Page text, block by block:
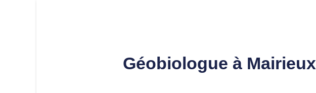
Géobiologue à Mairieux